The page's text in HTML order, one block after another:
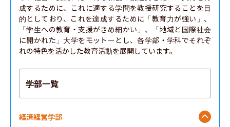
成するために、これに適する学問を教授研究することを目
的としており、これを達成するために「教育力が強い」、
「学生への教育・支援がきめ細かい」、「地域と国際社会
に開かれた」大学をモットーとし、各学部・学科でそれぞ
れの特色を活かした教育活動を展開しています。
学部一覧
経済経営学部